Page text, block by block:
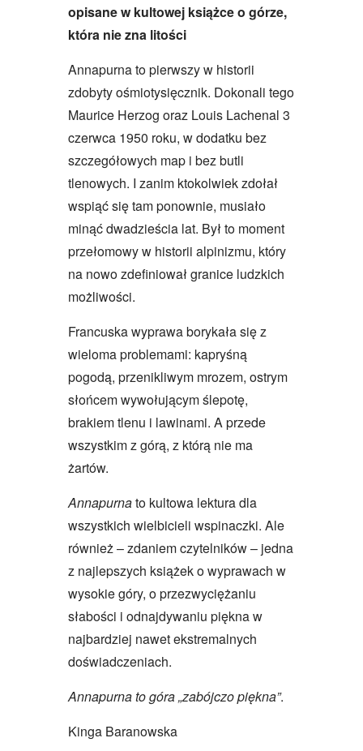
opisane w kultowej książce o górze,
która nie zna litości
Annapurna to pierwszy w historii
zdobyty ośmiotysięcznik. Dokonali tego
Maurice Herzog oraz Louis Lachenal 3
czerwca 1950 roku, w dodatku bez
szczegółowych map i bez butli
tlenowych. I zanim ktokolwiek zdołał
wspiąć się tam ponownie, musiało
minąć dwadzieścia lat. Był to moment
przełomowy w historii alpinizmu, który
na nowo zdefiniował granice ludzkich
możliwości.
Francuska wyprawa borykała się z
wieloma problemami: kapryśną
pogodą, przenikliwym mrozem, ostrym
słońcem wywołującym ślepotę,
brakiem tlenu i lawinami. A przede
wszystkim z górą, z którą nie ma
żartów.
Annapurnato kultowa lektura dla
wszystkich wielbicieli wspinaczki. Ale
również – zdaniem czytelników – jedna
z najlepszych książek o wyprawach w
wysokie góry, o przezwyciężaniu
słabości i odnajdywaniu piękna w
najbardziej nawet ekstremalnych
doświadczeniach.
Annapurna to góra „zabójczo piękna”.
Kinga Baranowska